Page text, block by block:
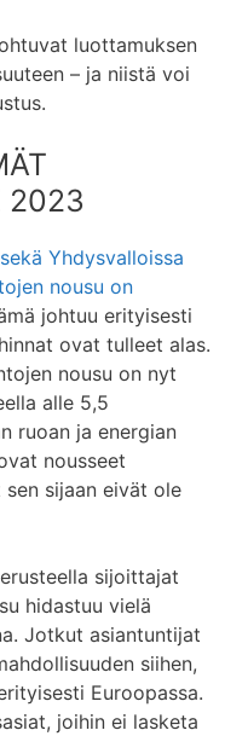
luottamuksen
– ja niistä voi
2023
Yhdysvalloissa
nousu on
johtuu erityisesti
ovat tulleet alas.
nousu on nyt
alle 5,5
ruoan ja energian
nousseet
sen sijaan eivät ole
sijoittajat
hidastuu vielä
Jotkut asiantuntijat
siihen,
Euroopassa.
joihin ei lasketa